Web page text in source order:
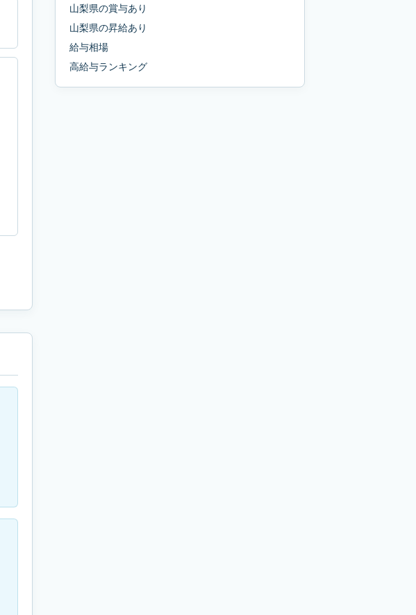
山梨県の賞与あり
山梨県の昇給あり
給与相場
高給与ランキング